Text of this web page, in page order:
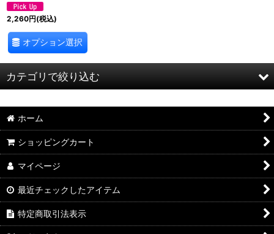
2,260円(税込)
オプション選択
カテゴリで絞り込む
シングルオリジン (全商品)
グアテマラ
エチオピア
ケニア
ホーム
ショッピングカート
マイページ
最近チェックしたアイテム
特定商取引法表示